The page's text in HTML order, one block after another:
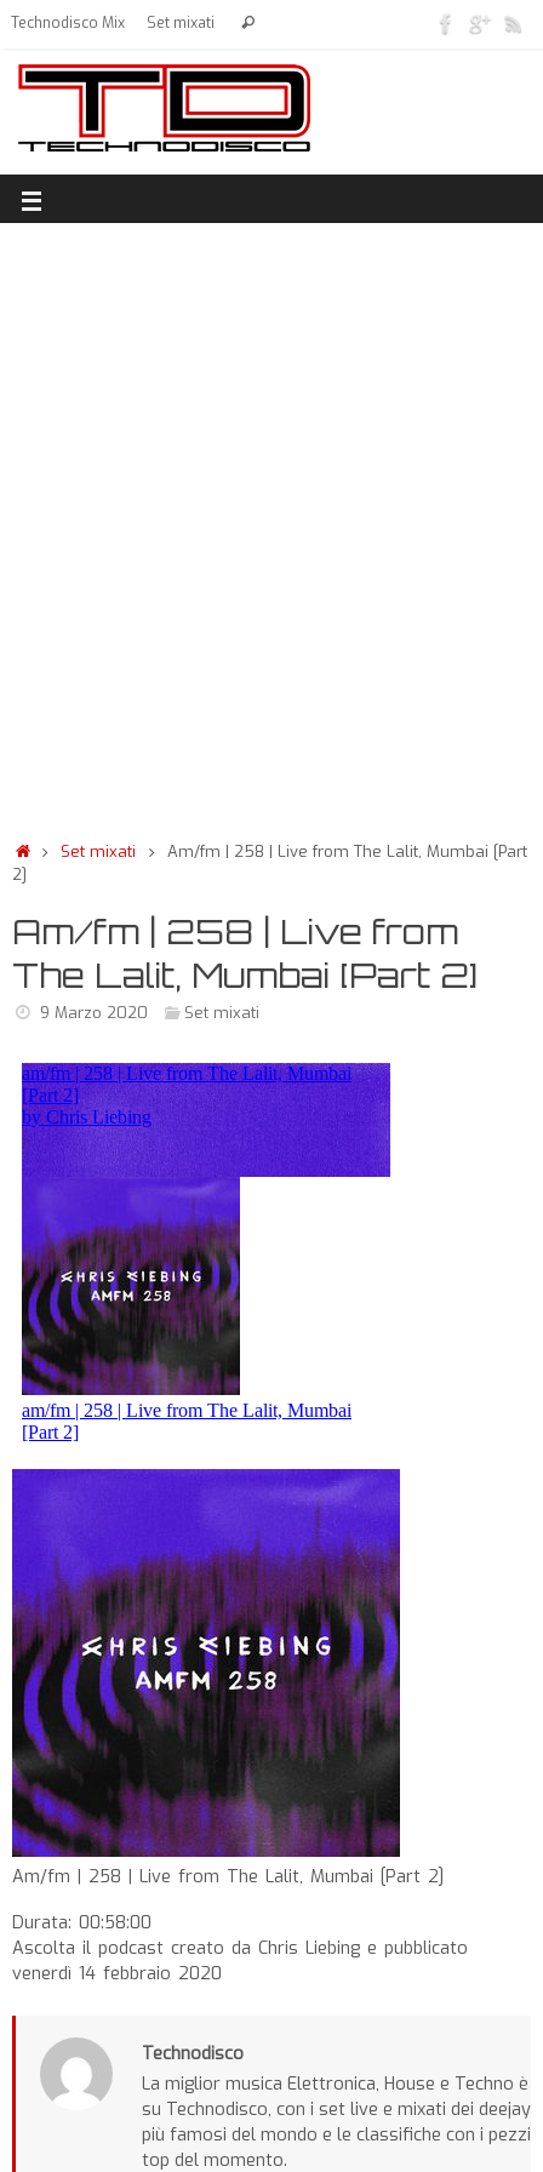
Technodisco Mix Set mixati
Set mixati
Am/fm | 258 | Live from The Lalit, Mumbai [Part
2]
Am/fm | 258 | Live from
The Lalit, Mumbai [Part 2]
9 Marzo 2020 Set mixati
Am/fm | 258 | Live from The Lalit, Mumbai [Part 2]
Durata: 00:58:00
Ascolta il podcast creato da Chris Liebing e pubblicato
venerdì 14 febbraio 2020
Technodisco
La miglior musica Elettronica, House e Techno è
su Technodisco, con i set live e mixati dei deejay
più famosi del mondo e le classifiche con i pezzi
top del momento.